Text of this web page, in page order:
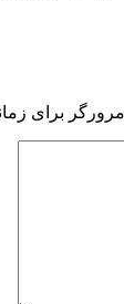
برای